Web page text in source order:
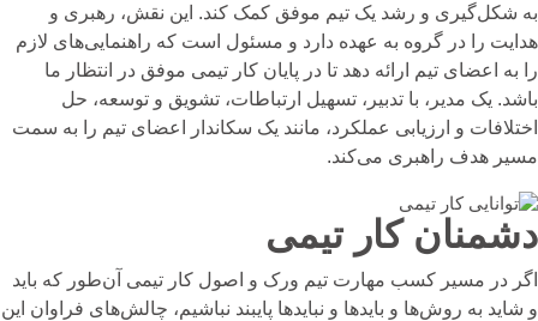
به شکل‌گیری و رشد یک تیم موفق کمک کند. این نقش، رهبری و
هدایت را در گروه به عهده دارد و مسئول است که راهنمایی‌های لازم
را به اعضای تیم ارائه دهد تا در پایان کار تیمی موفق در انتظار ما
باشد. یک مدیر، با تدبیر، تسهیل ارتباطات، تشویق و توسعه، حل
اختلافات و ارزیابی عملکرد، مانند یک سکاندار اعضای تیم را به سمت
مسیر هدف راهبری می‌کند.
دشمنان کار تیمی
اگر در مسیر کسب مهارت تیم ورک و اصول کار تیمی آن‌طور که باید
و شاید به روش‌ها و بایدها و نبایدها پایبند نباشیم، چالش‌های فراوان این